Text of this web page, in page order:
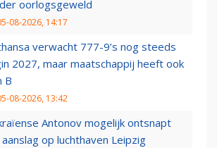
oorlogsgeweld
08-2026, 14:17
verwacht 777-9’s nog steeds
2027, maar maatschappij heeft ook
B
08-2026, 13:42
Antonov mogelijk ontsnapt
aanslag op luchthaven Leipzig